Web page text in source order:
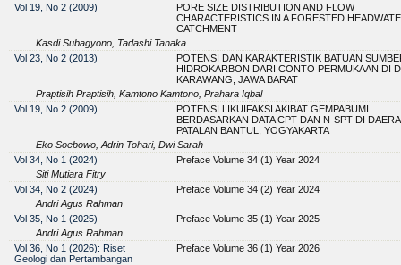
Vol 19, No 2 (2009)
PORE SIZE DISTRIBUTION AND FLOW
CHARACTERISTICS IN A FORESTED
CATCHMENT
Kasdi Subagyono, Tadashi Tanaka
Vol 23, No 2 (2013)
POTENSI DAN KARAKTERISTIK BATUAN
HIDROKARBON DARI CONTO PERMUKAAN DI
KARAWANG, JAWA BARAT
Praptisih Praptisih, Kamtono Kamtono, Prahara Iqbal
Vol 19, No 2 (2009)
POTENSI LIKUIFAKSI AKIBAT GEMPABUMI
BERDASARKAN DATA CPT DAN N-SPT DI
PATALAN BANTUL, YOGYAKARTA
Eko Soebowo, Adrin Tohari, Dwi Sarah
Vol 34, No 1 (2024)
Preface Volume 34 (1) Year 2024
Siti Mutiara Fitry
Vol 34, No 2 (2024)
Preface Volume 34 (2) Year 2024
Andri Agus Rahman
Vol 35, No 1 (2025)
Preface Volume 35 (1) Year 2025
Andri Agus Rahman
Vol 36, No 1 (2026): Riset
Geologi dan Pertambangan
Preface Volume 36 (1) Year 2026